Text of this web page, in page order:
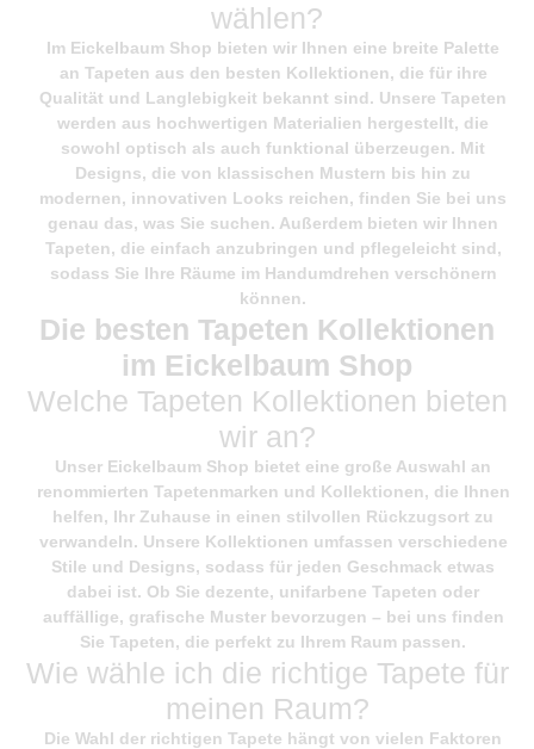
wählen?
Im Eickelbaum Shop bieten wir Ihnen eine breite Palette
an Tapeten aus den besten Kollektionen, die für ihre
Qualität und Langlebigkeit bekannt sind. Unsere Tapeten
werden aus hochwertigen Materialien hergestellt, die
sowohl optisch als auch funktional überzeugen. Mit
Designs, die von klassischen Mustern bis hin zu
modernen, innovativen Looks reichen, finden Sie bei uns
genau das, was Sie suchen. Außerdem bieten wir Ihnen
Tapeten, die einfach anzubringen und pflegeleicht sind,
sodass Sie Ihre Räume im Handumdrehen verschönern
können.
Die besten Tapeten Kollektionen
im Eickelbaum Shop
Welche Tapeten Kollektionen bieten
wir an?
Unser Eickelbaum Shop bietet eine große Auswahl an
renommierten Tapetenmarken und Kollektionen, die Ihnen
helfen, Ihr Zuhause in einen stilvollen Rückzugsort zu
verwandeln. Unsere Kollektionen umfassen verschiedene
Stile und Designs, sodass für jeden Geschmack etwas
dabei ist. Ob Sie dezente, unifarbene Tapeten oder
auffällige, grafische Muster bevorzugen – bei uns finden
Sie Tapeten, die perfekt zu Ihrem Raum passen.
Wie wähle ich die richtige Tapete für
meinen Raum?
Die Wahl der richtigen Tapete hängt von vielen Faktoren